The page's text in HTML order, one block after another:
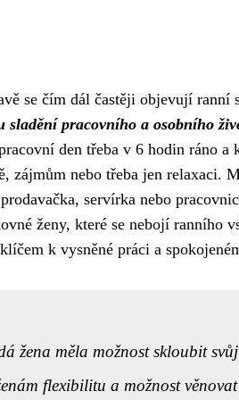
se čím dál častěji objevují ranní
sladění pracovního a osobního
den třeba v 6 hodin ráno a
zájmům nebo třeba jen relaxaci.
servírka nebo
ženy, které se nebojí ranního
k vysněné práci a
žena měla možnost skloubit
flexibilitu a možnost věnovat